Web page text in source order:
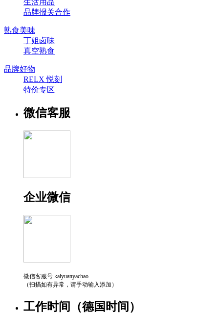
品牌报关合作
熟食美味
丁姐卤味
真空熟食
品牌好物
RELX 悦刻
特价专区
微信客服
企业微信
微信客服号 kaiyuanyachao
（扫描如有异常，请手动输入添加）
工作时间（德国时间）